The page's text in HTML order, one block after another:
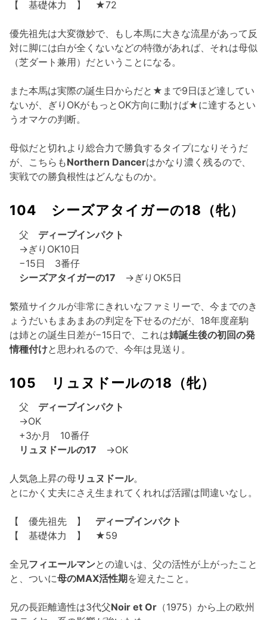
【 基礎体力 】 ★72
優先祖先は大変微妙で、もし本馬に大きな流星があって反
対に脚には白が全くないなどの特徴があれば、それは母似
（芝ダート兼用）だということになる。
また本馬は実際の誕生日からだと★まで9日ほど達してい
ないが、ぎりOKがもっとOK方向に動けば★に達するとい
うオマケの判断。
母似だと切れより総合力で勝負するタイプになりそうだ
が、こちらもNorthern Dancerはかなり濃く残るので、
実戦での勝負根性はどんなものか。
104 シーズアタイガーの18（牝）
父 ディープインパクト
→ぎりOK10日
−15日 3番仔
シーズアタイガーの17 →ぎりOK5日
繁殖サイクルが非常にきれいなファミリーで、今までのき
ょうだいもまあまあの判定を下せるのだが、18年度産駒
は姉との誕生日差が−15日で、これは姉誕生後の初回の発
情種付けと思われるので、今年は見送り。
105 リュヌドールの18（牝）
父 ディープインパクト
→OK
+3か月 10番仔
リュヌドールの17 →OK
人気急上昇の母リュヌドール。
とにかく丈夫にさえ生まれてくれれば活躍は間違いなし。
【 優先祖先 】 ディープインパクト
【 基礎体力 】 ★59
全兄フィエールマンとの違いは、父の活性が上がったこと
と、ついに母のMAX活性期を迎えたこと。
兄の長距離適性は3代父Noir et Or （1975）から上の欧州